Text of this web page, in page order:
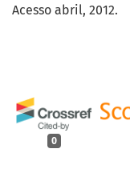
0
Acesso abril, 2012.